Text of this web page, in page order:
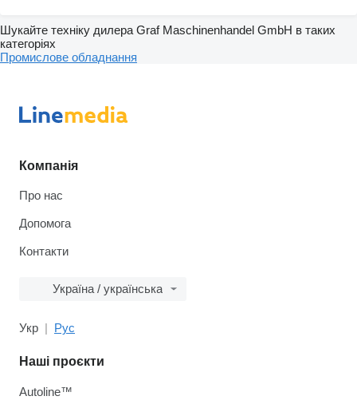
Шукайте техніку дилера Graf Maschinenhandel GmbH в таких
категоріях
Промислове обладнання
Компанія
Про нас
Допомога
Контакти
Україна / українська
Укр Рус
Наші проєкти
Autoline™